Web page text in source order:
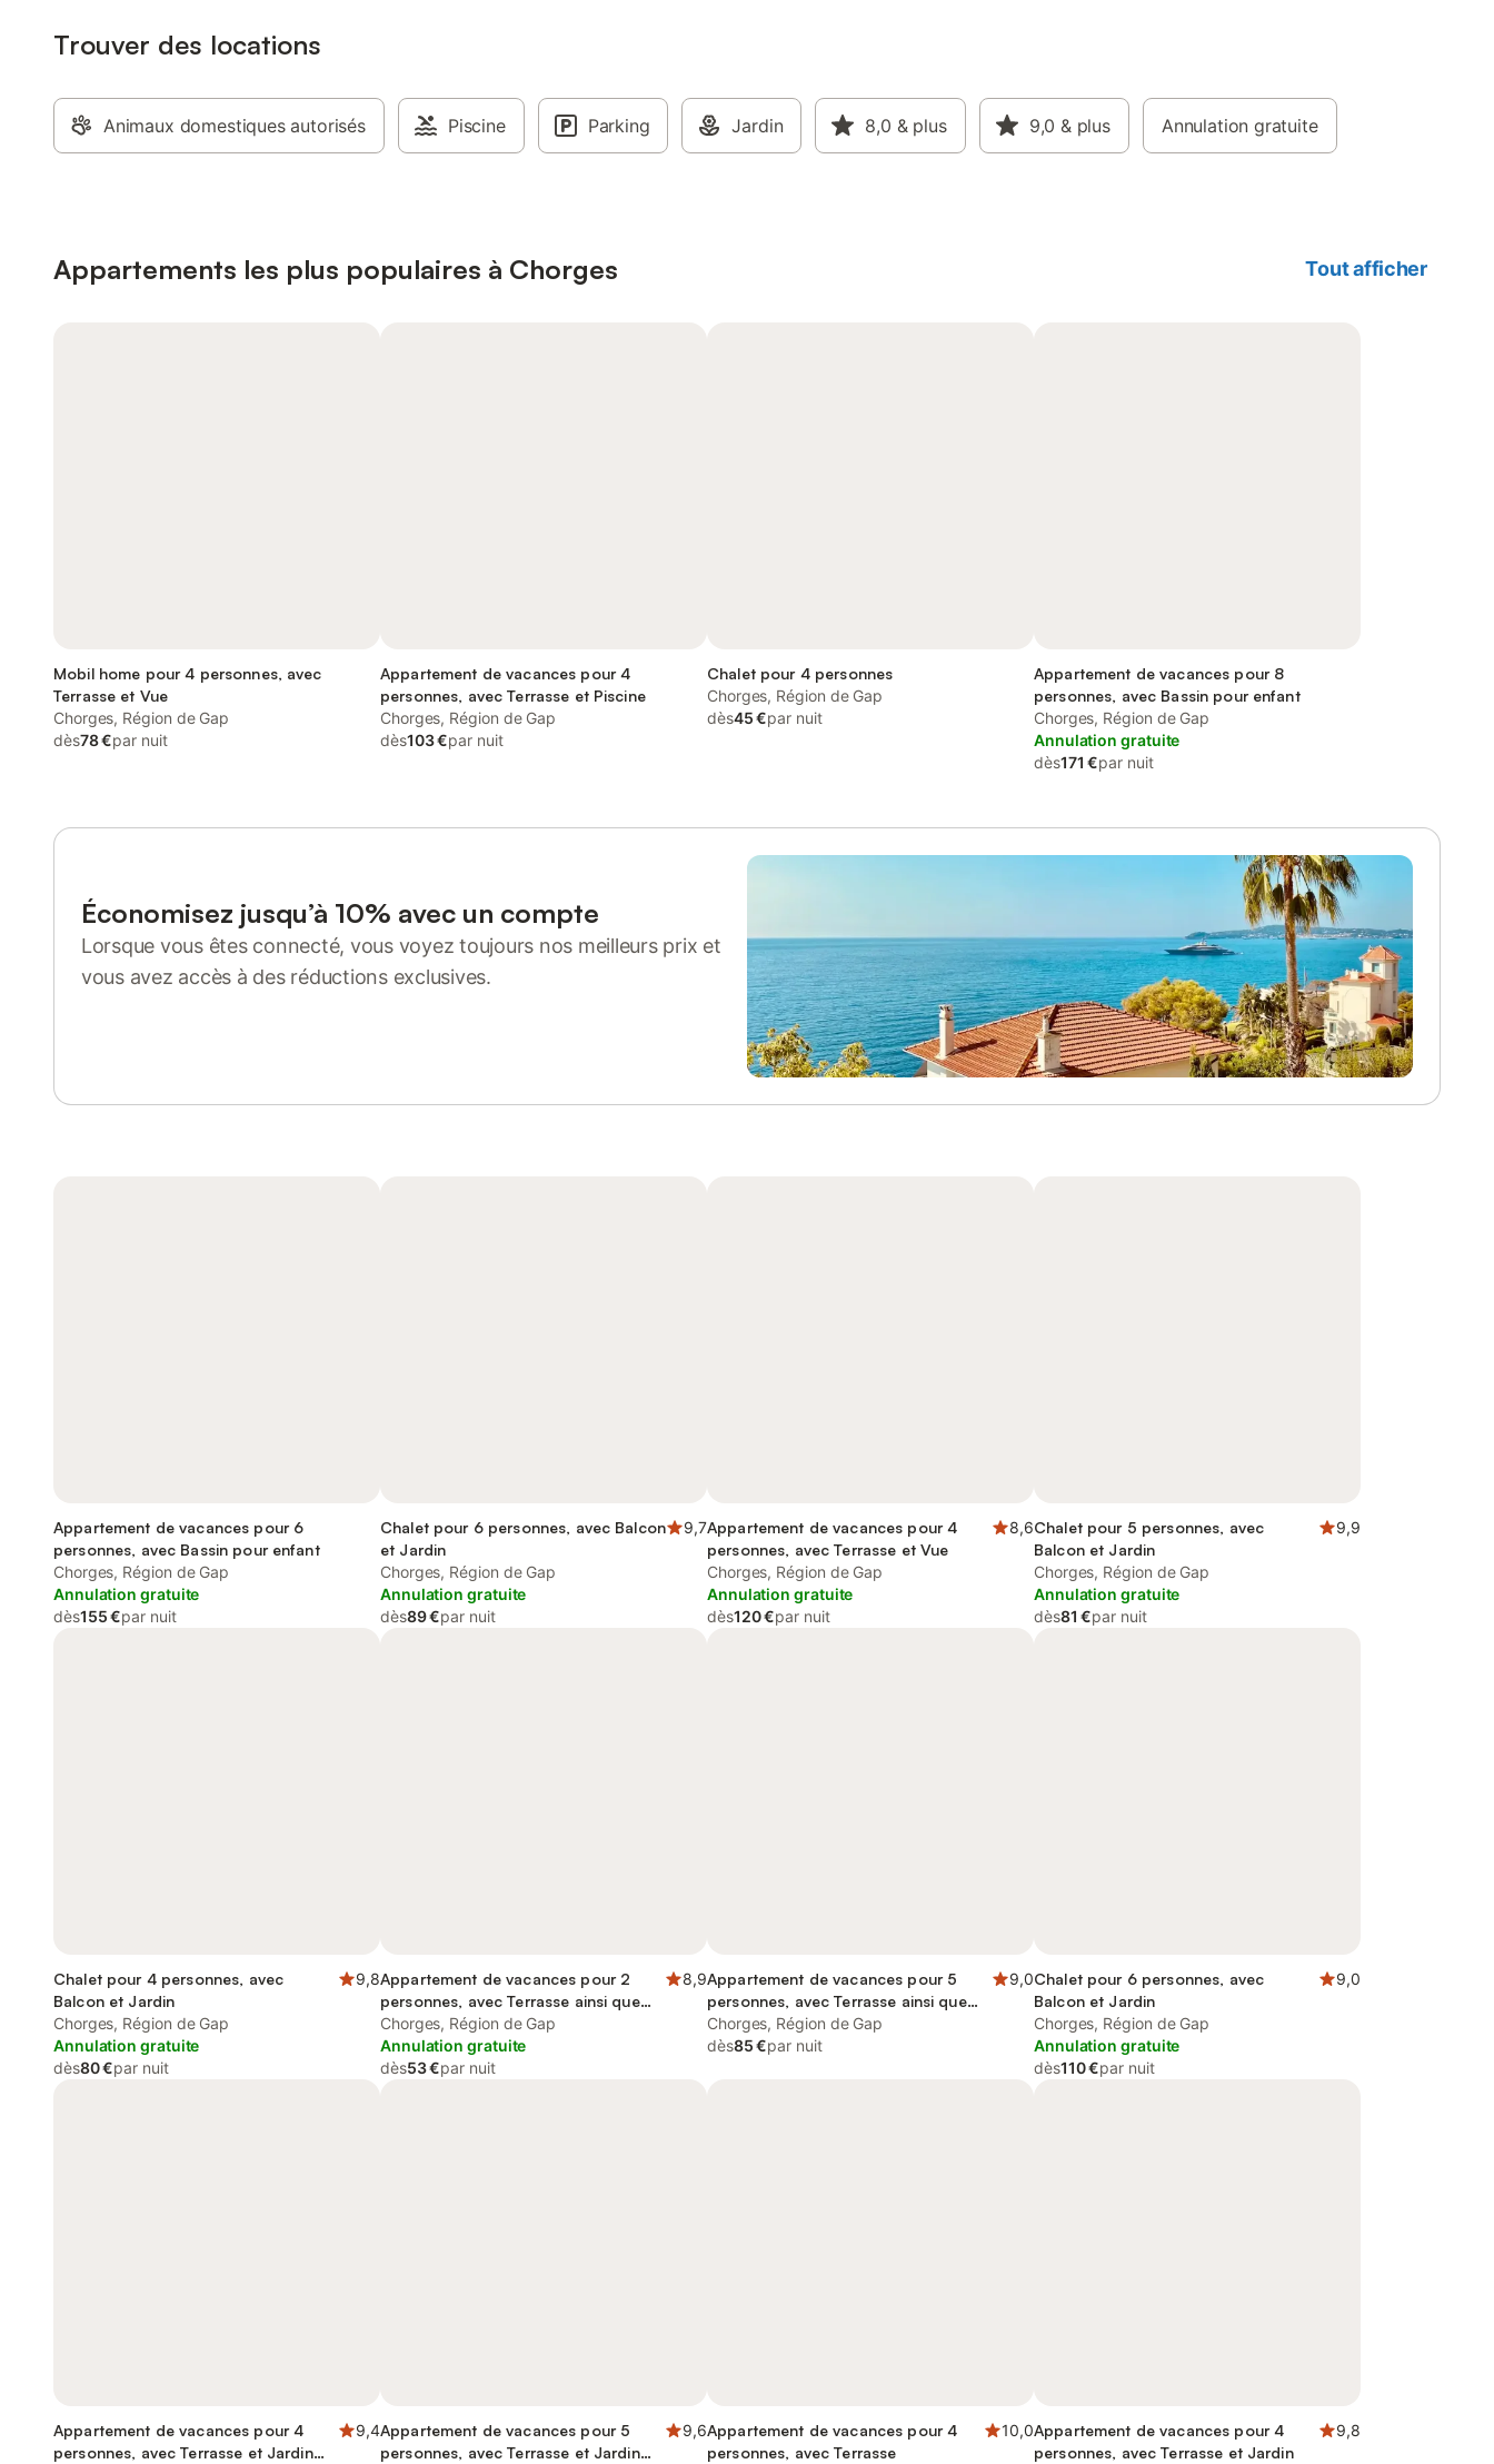
Trouver des locations
Animaux domestiques autorisés Piscine Parking Jardin 8,0 & plus 9,0 & plus Annulation gratuite
Appartements les plus populaires à Chorges Tout afficher
Mobil home pour 4 personnes, avec
Terrasse et Vue
Chorges, Région de Gap
dès78 €par nuit
Appartement de vacances pour 4
personnes, avec Terrasse et Piscine
Chorges, Région de Gap
dès103 €par nuit
Chalet pour 4 personnes
Chorges, Région de Gap
dès45 €par nuit
Appartement de vacances pour 8
personnes, avec Bassin pour enfant
Chorges, Région de Gap
Annulation gratuite
dès171 €par nuit
Économisez jusqu’à 10% avec un compte
Lorsque vous êtes connecté, vous voyez toujours nos meilleurs prix et
vous avez accès à des réductions exclusives.
Appartement de vacances pour 6
personnes, avec Bassin pour enfant
Chorges, Région de Gap
Annulation gratuite
dès155 €par nuit
Chalet pour 6 personnes, avec Balcon
et Jardin
9,7
Chorges, Région de Gap
Annulation gratuite
dès89 €par nuit
Appartement de vacances pour 4
personnes, avec Terrasse et Vue
8,6
Chorges, Région de Gap
Annulation gratuite
dès120 €par nuit
Chalet pour 5 personnes, avec
Balcon et Jardin
9,9
Chorges, Région de Gap
Annulation gratuite
dès81 €par nuit
Chalet pour 4 personnes, avec
Balcon et Jardin
9,8
Chorges, Région de Gap
Annulation gratuite
dès80 €par nuit
Appartement de vacances pour 2
personnes, avec Terrasse ainsi que
Jardin et Vue
8,9
Chorges, Région de Gap
Annulation gratuite
dès53 €par nuit
Appartement de vacances pour 5
personnes, avec Terrasse ainsi que
Jardin et Vue
9,0
Chorges, Région de Gap
dès85 €par nuit
Chalet pour 6 personnes, avec
Balcon et Jardin
9,0
Chorges, Région de Gap
Annulation gratuite
dès110 €par nuit
Appartement de vacances pour 4
personnes, avec Terrasse et Jardin
9,4Appartement de vacances pour 5
personnes, avec Terrasse et Jardin
9,6Appartement de vacances pour 4
personnes, avec Terrasse
10,0Appartement de vacances pour 4
personnes, avec Terrasse et Jardin
9,8